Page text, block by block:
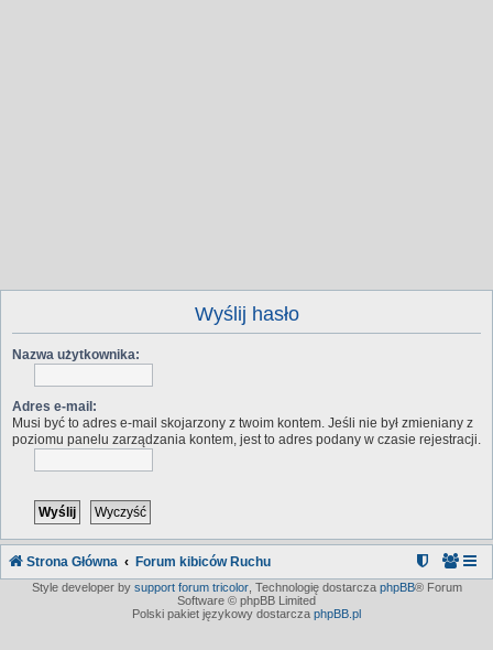
Wyślij hasło
Nazwa użytkownika:
Adres e-mail:
Musi być to adres e-mail skojarzony z twoim kontem. Jeśli nie był zmieniany z
poziomu panelu zarządzania kontem, jest to adres podany w czasie rejestracji.
Strona Główna Forum kibiców Ruchu
Style developer by support forum tricolor, Technologię dostarcza phpBB® Forum
Software © phpBB Limited
Polski pakiet językowy dostarcza phpBB.pl